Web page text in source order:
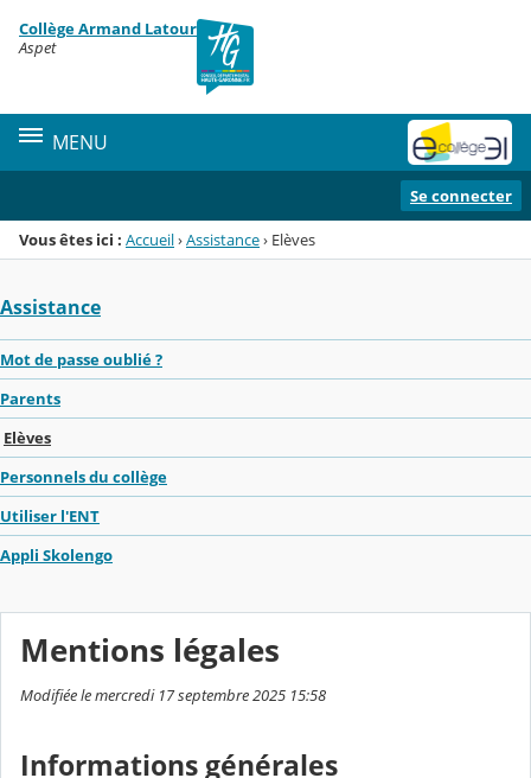
Menu de la rubrique
Contenu
Collège Armand Latour
Aspet
MENU
Se connecter
Vous êtes ici : Accueil›Assistance› Elèves
Assistance
Mot de passe oublié ?
Parents
Elèves
Personnels du collège
Utiliser l'ENT
Appli Skolengo
Mentions légales
Modifiée le mercredi 17 septembre 2025 15:58
Informations générales